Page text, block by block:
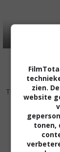
6,0
The Race (2009)
zien.
website
tonen,